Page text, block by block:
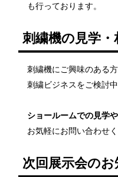
も行っております。
刺繍機の見学
刺繍機にご興味のある方
刺繍ビジネスをご検討
ショールームでの見学
お気軽にお問い合わせく
次回展示会の